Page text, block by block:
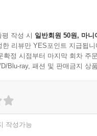
작성 시 일반회원 50원, 마니
리뷰만 YES포인트 지급됩니
확정 시점부터 마지막 회차 주
Blu-ray, 패션 및 판매금지 상
작성가능